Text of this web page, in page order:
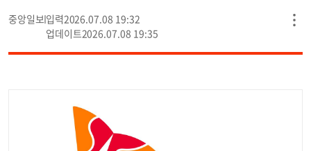
중앙일보
2026.07.08 19:32
2026.07.08 19:35